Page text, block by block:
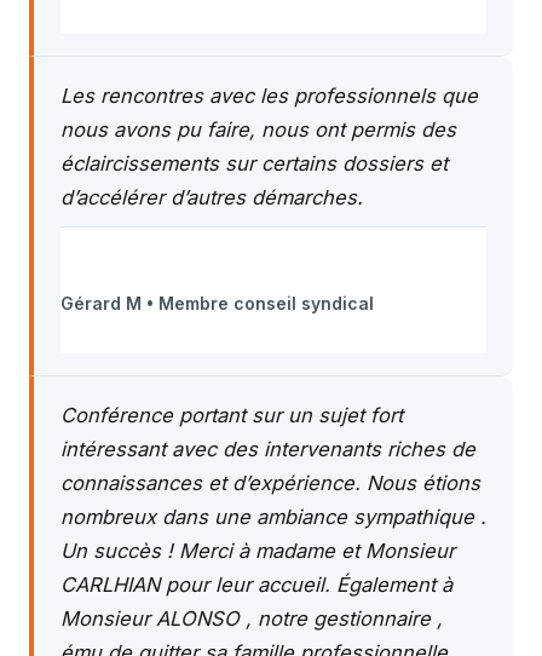
Les rencontres avec les professionnels que
nous avons pu faire, nous ont permis des
éclaircissements sur certains dossiers et
d’accélérer d’autres démarches.
Gérard M • Membre conseil syndical
Conférence portant sur un sujet fort
intéressant avec des intervenants riches de
connaissances et d’expérience. Nous étions
nombreux dans une ambiance sympathique .
Un succès ! Merci à madame et Monsieur
CARLHIAN pour leur accueil. Également à
Monsieur ALONSO , notre gestionnaire ,